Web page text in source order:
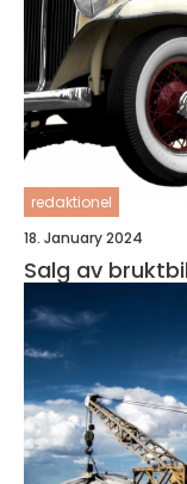
redaktionel
18. January 2024
Salg av